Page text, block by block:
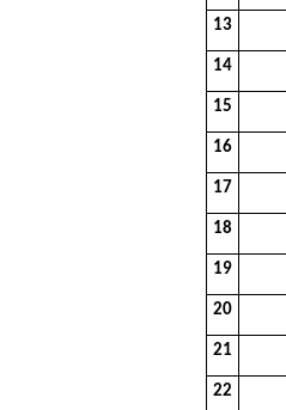
13
14
15
16
17
18
19
20
21
22